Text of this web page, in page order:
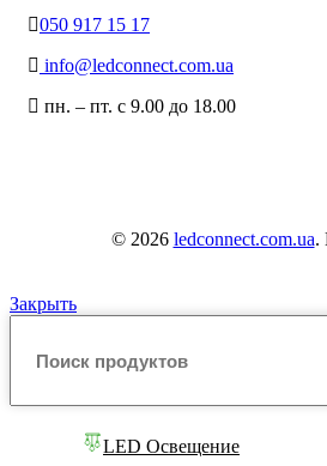
050 917 15 17
info@ledconnect.com.ua
пн. – пт. с 9.00 до 18.00
© 2026 ledconnect.com.ua.
Закрыть
LED Освещение